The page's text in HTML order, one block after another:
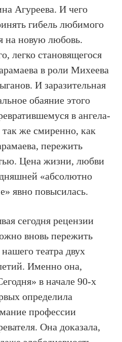
Агуреева. И чего
гибель любимого
на новую любовь.
легко становящегося
в роли Михеева
И заразительная
обаяние этого
в ангела-
так же смиренно, как
пережить
Цена жизни, любви
«абсолютно
явно повысилась.
сегодня рецензии
вновь пережить
театра двух
Именно она,
в начале 90-х
определила
профессии
Она доказала,